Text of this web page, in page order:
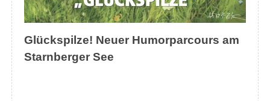
Glückspilze! Neuer Humorparcours am
Starnberger See